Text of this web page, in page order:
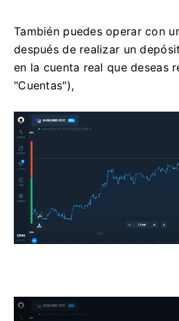
También puedes operar con
después de realizar un
en la cuenta real que deseas
"Cuentas"),